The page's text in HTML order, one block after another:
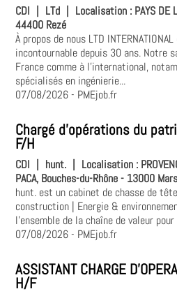
CDI | LTd | Localisation : PAYS
44400 Rezé
À propos de nous LTD
incontournable depuis 30 ans. Notre
France comme à l'international,
spécialisés en ingénierie...
07/08/2026- PMEjob.fr
Chargé d'opérations du
F/H
CDI hunt. Localisation :
PACA, Bouches-du-Rhône - 13000
hunt. est un cabinet de chasse de
construction | Energie &
l'ensemble de la chaîne de valeur
07/08/2026- PMEjob.fr
ASSISTANT CHARGE
H/F